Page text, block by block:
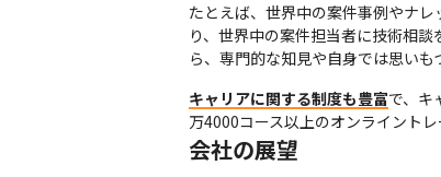
たとえば、世界中の案件事例やナ
り、世界中の案件担当者に技術相
ら、専門的な知見や自身では思いも
キャリアに関する制度も豊富で、キ
万4000コース以上のオンライント
会社の展望